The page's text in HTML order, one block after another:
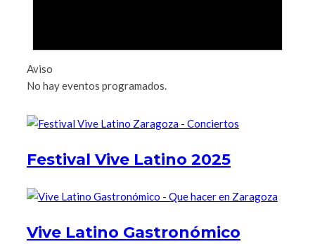
Aviso
No hay eventos programados.
Festival Vive Latino 2025
Vive Latino Gastronómico